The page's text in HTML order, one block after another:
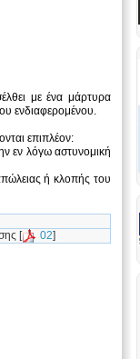
με ένα μάρτυρα
ενδιαφερομένου.
επιπλέον:
εν λόγω αστυνομική
ή κλοπής του
[ 02]